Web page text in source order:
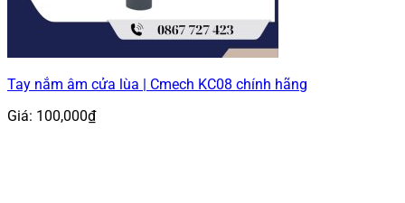
Tay nắm âm cửa lùa | Cmech KC08 chính hãng
Giá: 100,000₫